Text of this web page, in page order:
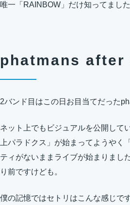
唯一「RAINBOW」だけ知ってまし
phatmans after
2バンド目はこの日お目当てだった
ネット上でもビジュアルを公開して
上パラドクス」が始まってようや
ティがないままライブが始まりまし
り前ですけども。
僕の記憶ではセトリはこんな感じです